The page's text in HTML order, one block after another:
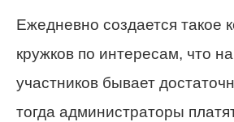
Ежедневно создается такое
кружков по интересам, что
участников бывает
тогда администраторы